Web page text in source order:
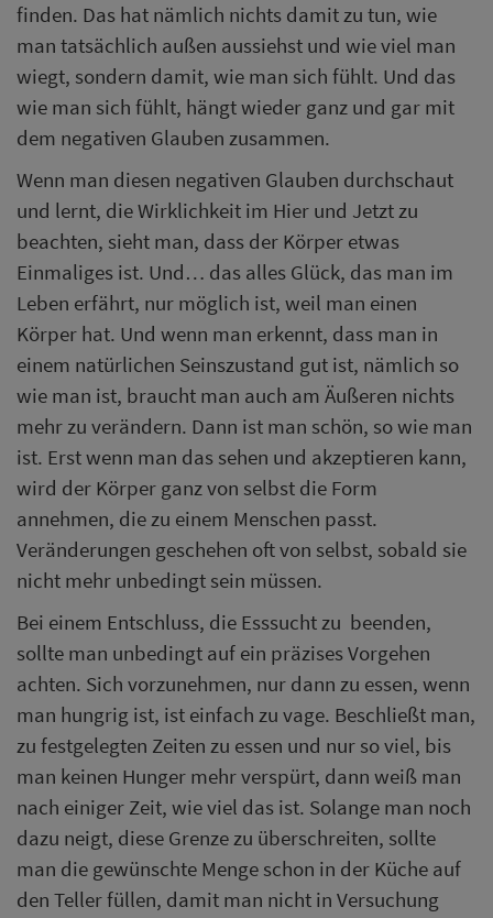
finden. Das hat nämlich nichts damit zu tun, wie
man tatsächlich außen aussiehst und wie viel man
wiegt, sondern damit, wie man sich fühlt. Und das
wie man sich fühlt, hängt wieder ganz und gar mit
dem negativen Glauben zusammen.
Wenn man diesen negativen Glauben durchschaut
und lernt, die Wirklichkeit im Hier und Jetzt zu
beachten, sieht man, dass der Körper etwas
Einmaliges ist. Und… das alles Glück, das man im
Leben erfährt, nur möglich ist, weil man einen
Körper hat. Und wenn man erkennt, dass man in
einem natürlichen Seinszustand gut ist, nämlich so
wie man ist, braucht man auch am Äußeren nichts
mehr zu verändern. Dann ist man schön, so wie man
ist. Erst wenn man das sehen und akzeptieren kann,
wird der Körper ganz von selbst die Form
annehmen, die zu einem Menschen passt.
Veränderungen geschehen oft von selbst, sobald sie
nicht mehr unbedingt sein müssen.
Bei einem Entschluss, die Esssucht zu beenden,
sollte man unbedingt auf ein präzises Vorgehen
achten. Sich vorzunehmen, nur dann zu essen, wenn
man hungrig ist, ist einfach zu vage. Beschließt man,
zu festgelegten Zeiten zu essen und nur so viel, bis
man keinen Hunger mehr verspürt, dann weiß man
nach einiger Zeit, wie viel das ist. Solange man noch
dazu neigt, diese Grenze zu überschreiten, sollte
man die gewünschte Menge schon in der Küche auf
den Teller füllen, damit man nicht in Versuchung